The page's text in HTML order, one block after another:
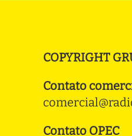
COPYRIGHT
Contato
Contato OPEC